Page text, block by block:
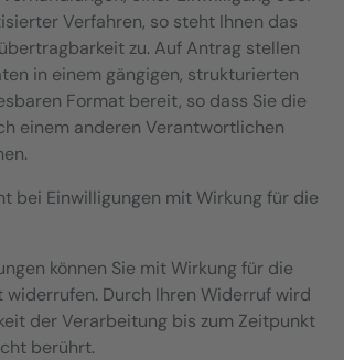
Verfahren, so steht Ihnen das
zu. Auf Antrag stellen
in einem gängigen, strukturierten
Format bereit, so dass Sie die
einem anderen Verantwortlichen
bei Einwilligungen mit Wirkung für die
können Sie mit Wirkung für die
widerrufen. Durch Ihren Widerruf wird
der Verarbeitung bis zum Zeitpunkt
berührt.